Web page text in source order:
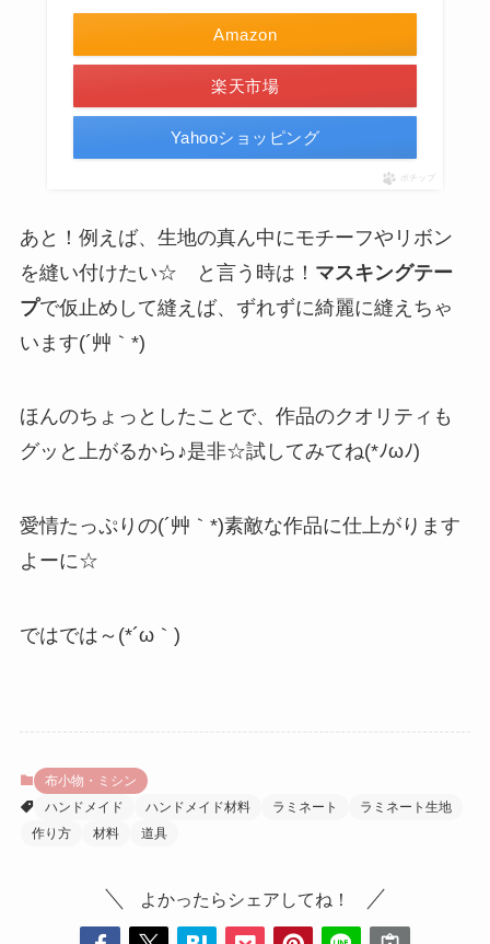
Amazon
楽天市場
Yahooショッピング
ポチップ
あと！例えば、生地の真ん中にモチーフやリボン
を縫い付けたい☆ と言う時は！ マスキングテー
プで仮止めして縫えば、ずれずに綺麗に縫えちゃ
います(´艸｀*)
ほんのちょっとしたことで、作品のクオリティも
グッと上がるから♪是非☆試してみてね(*ﾉωﾉ)
愛情たっぷりの(´艸｀*)素敵な作品に仕上がります
よーに☆
ではでは～(*´ω｀)
布小物・ミシン
ハンドメイド
ハンドメイド材料 ラミネート
ラミネート生地
作り方
材料 道具
よかったらシェアしてね！